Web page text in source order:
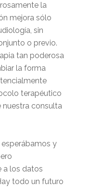
la
mejora sólo
sin
o previo.
tan poderosa
la forma
terapéutico
nuestra consulta
y
a los datos
todo un futuro